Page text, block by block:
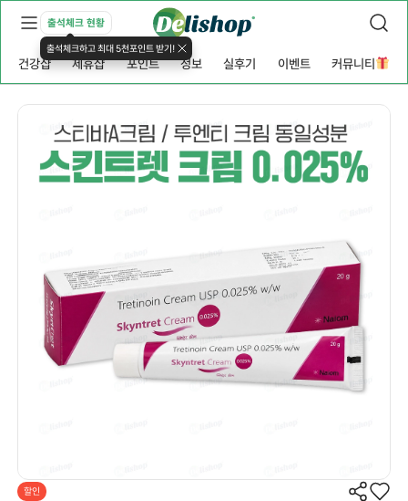
출석체크 현황
출석체크하고 최대 5천포인트 받기!
건강샵 제휴샵 포인트 정보 실후기 이벤트 커뮤니티
할인